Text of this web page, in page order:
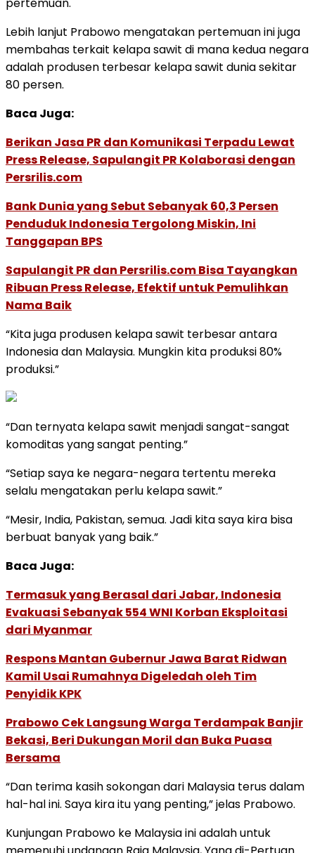
Lebih lanjut Prabowo mengatakan pertemuan ini juga
membahas terkait kelapa sawit di mana kedua negara
adalah produsen terbesar kelapa sawit dunia sekitar
80 persen.
Baca Juga:
Berikan Jasa PR dan Komunikasi Terpadu Lewat
Press Release, Sapulangit PR Kolaborasi dengan
Persrilis.com
Bank Dunia yang Sebut Sebanyak 60,3 Persen
Penduduk Indonesia Tergolong Miskin, Ini
Tanggapan BPS
Sapulangit PR dan Persrilis.com Bisa Tayangkan
Ribuan Press Release, Efektif untuk Pemulihkan
Nama Baik
“Kita juga produsen kelapa sawit terbesar antara
Indonesia dan Malaysia. Mungkin kita produksi 80%
produksi.”
“Dan ternyata kelapa sawit menjadi sangat-sangat
komoditas yang sangat penting.”
“Setiap saya ke negara-negara tertentu mereka
selalu mengatakan perlu kelapa sawit.”
“Mesir, India, Pakistan, semua. Jadi kita saya kira bisa
berbuat banyak yang baik.”
Baca Juga:
Termasuk yang Berasal dari Jabar, Indonesia
Evakuasi Sebanyak 554 WNI Korban Eksploitasi
dari Myanmar
Respons Mantan Gubernur Jawa Barat Ridwan
Kamil Usai Rumahnya Digeledah oleh Tim
Penyidik KPK
Prabowo Cek Langsung Warga Terdampak Banjir
Bekasi, Beri Dukungan Moril dan Buka Puasa
Bersama
“Dan terima kasih sokongan dari Malaysia terus dalam
hal-hal ini. Saya kira itu yang penting,” jelas Prabowo.
Kunjungan Prabowo ke Malaysia ini adalah untuk